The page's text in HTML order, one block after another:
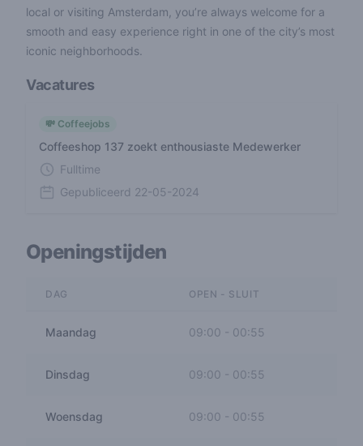
local or visiting Amsterdam, you’re always welcome for a
smooth and easy experience right in one of the city’s most
iconic neighborhoods.
Vacatures
Coffeeshop 137 zoekt enthousiaste Medewerker
💸 Coffeejobs
Fulltime
Gepubliceerd 22-05-2024
Openingstijden
DAG OPEN - SLUIT
Maandag 09:00 - 00:55
Dinsdag 09:00 00:55
Woensdag 09:00 - 00:55